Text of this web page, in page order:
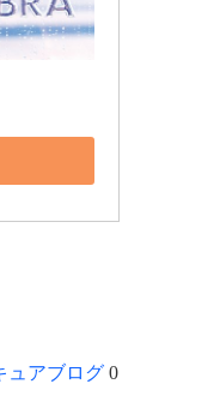
ュアブログ 0